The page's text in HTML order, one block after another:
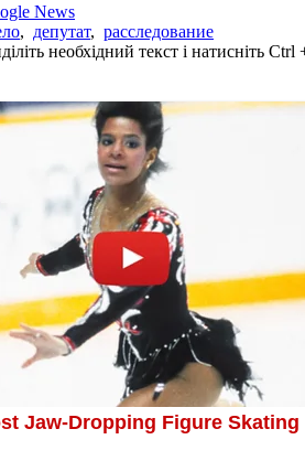
News
, депутат, расследование
необхідний текст і натисніть